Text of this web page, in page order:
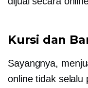
Kursi dan
Sayangnya,
online tidak selalu